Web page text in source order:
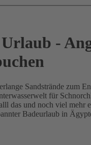
-
Sandstrände zum
für
das und noch viel mehr
Badeurlaub in